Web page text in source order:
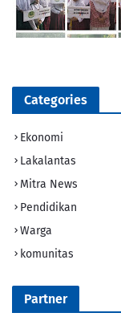
Categories
Ekonomi
Lakalantas
Mitra News
Pendidikan
Warga
komunitas
Partner